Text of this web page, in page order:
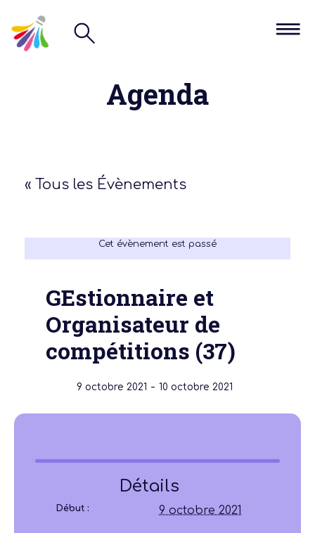
Agenda
« Tous les Évènements
Cet évènement est passé
GEstionnaire et
Organisateur de
compétitions (37)
9 octobre 2021 - 10 octobre 2021
Détails
Début : 9 octobre 2021